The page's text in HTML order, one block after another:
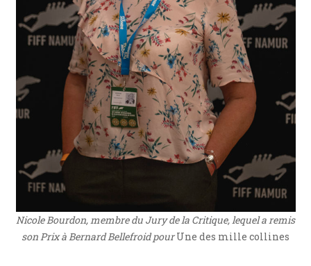
Nicole Bourdon, membre du Jury de la Critique, lequel a remis
son Prix à Bernard Bellefroid pourUne des mille collines